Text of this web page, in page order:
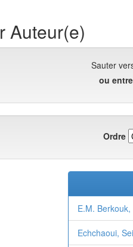
Auteur(e)
Sauter
ou
Ordre
E.M.
Echchaoui,